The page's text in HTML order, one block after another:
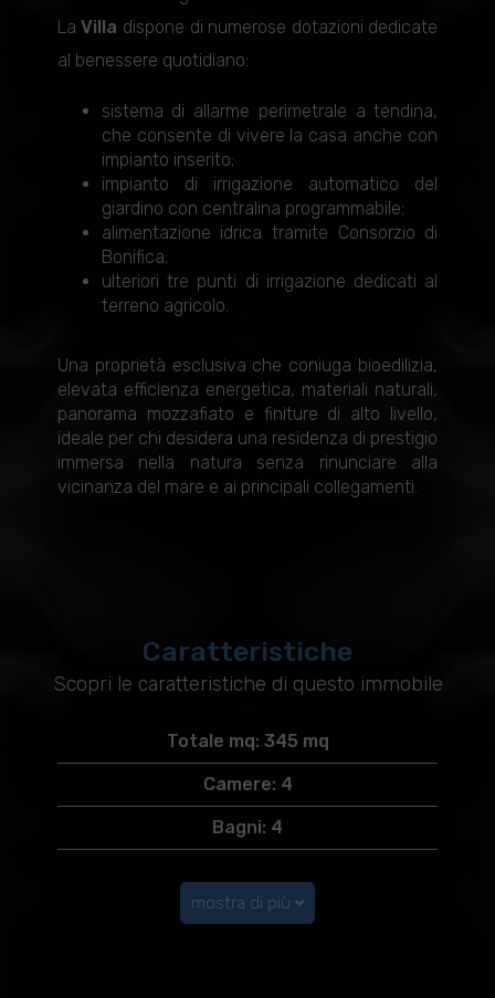
LaVilla dispone di numerose dotazioni dedicate
al benessere quotidiano:
sistema di allarme perimetrale a tendina,
che consente di vivere la casa anche con
impianto inserito;
impianto di irrigazione automatico del
giardino con centralina programmabile;
alimentazione idrica tramite Consorzio di
Bonifica;
ulteriori tre punti di irrigazione dedicati al
terreno agricolo.
Una proprietà esclusiva che coniuga bioedilizia,
elevata efficienza energetica, materiali naturali,
panorama mozzafiato e finiture di alto livello,
ideale per chi desidera una residenza di prestigio
immersa nella natura senza rinunciare alla
vicinanza del mare e ai principali collegamenti.
Caratteristiche
Scopri le caratteristiche di questo immobile
Totale mq: 345 mq
Camere: 4
Bagni: 4
mostra di più